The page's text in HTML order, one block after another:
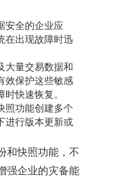
安全的企业应
在出现故障时迅
大量交易数据和
效保护这些敏感
快速恢复。
照功能创建多个
进行版本更新或
和快照功能，不
强企业的灾备能